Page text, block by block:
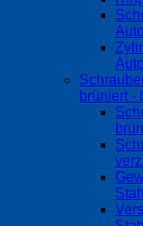
brüniert -